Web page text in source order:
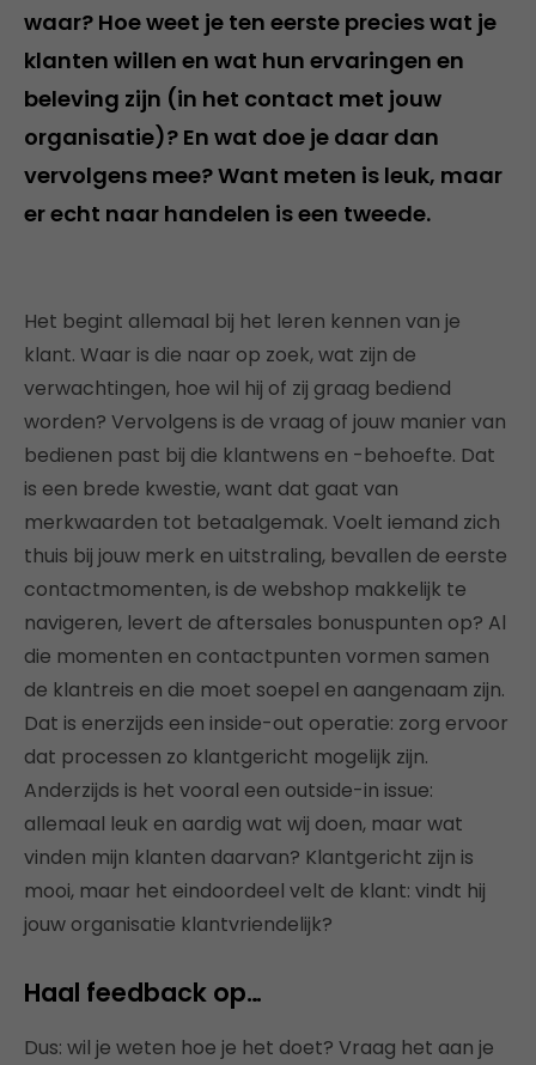
waar? Hoe weet je ten eerste precies wat je
klanten willen en wat hun ervaringen en
beleving zijn (in het contact met jouw
organisatie)? En wat doe je daar dan
vervolgens mee? Want meten is leuk, maar
er echt naar handelen is een tweede.
Het begint allemaal bij het leren kennen van je
klant. Waar is die naar op zoek, wat zijn de
verwachtingen, hoe wil hij of zij graag bediend
worden? Vervolgens is de vraag of jouw manier van
bedienen past bij die klantwens en -behoefte. Dat
is een brede kwestie, want dat gaat van
merkwaarden tot betaalgemak. Voelt iemand zich
thuis bij jouw merk en uitstraling, bevallen de eerste
contactmomenten, is de webshop makkelijk te
navigeren, levert de aftersales bonuspunten op? Al
die momenten en contactpunten vormen samen
de klantreis en die moet soepel en aangenaam zijn.
Dat is enerzijds een inside-out operatie: zorg ervoor
dat processen zo klantgericht mogelijk zijn.
Anderzijds is het vooral een outside-in issue:
allemaal leuk en aardig wat wij doen, maar wat
vinden mijn klanten daarvan? Klantgericht zijn is
mooi, maar het eindoordeel velt de klant: vindt hij
jouw organisatie klantvriendelijk?
Haal feedback op…
Dus: wil je weten hoe je het doet? Vraag het aan je